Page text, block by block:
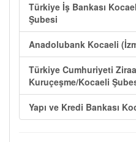
Türkiye İş Bankası
Şubesi
Anadolubank Kocaeli
Türkiye Cumhuriyeti
Kuruçeşme/Kocaeli
Yapı ve Kredi Bankası